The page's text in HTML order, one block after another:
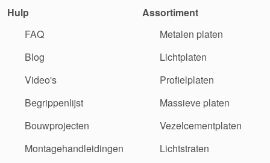
Hulp
FAQ
Blog
Video's
Begrippenlijst
Bouwprojecten
Montagehandleidingen
Assortiment
Metalen platen
Lichtplaten
Profielplaten
Massieve platen
Vezelcementplaten
Lichtstraten